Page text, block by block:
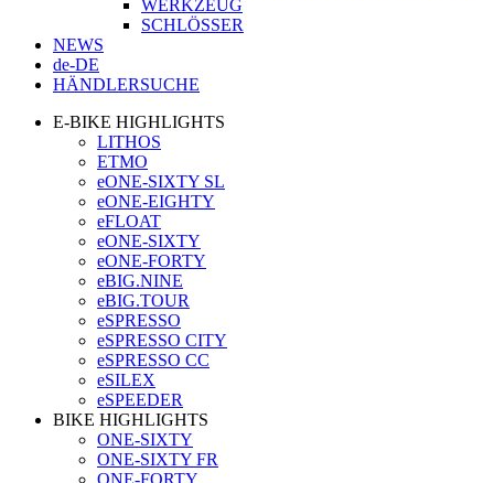
WERKZEUG
SCHLÖSSER
NEWS
de-DE
HÄNDLERSUCHE
E-BIKE HIGHLIGHTS
LITHOS
ETMO
eONE-SIXTY SL
eONE-EIGHTY
eFLOAT
eONE-SIXTY
eONE-FORTY
eBIG.NINE
eBIG.TOUR
eSPRESSO
eSPRESSO CITY
eSPRESSO CC
eSILEX
eSPEEDER
BIKE HIGHLIGHTS
ONE-SIXTY
ONE-SIXTY FR
ONE-FORTY